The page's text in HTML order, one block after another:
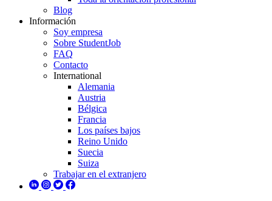
Blog
Información
Soy empresa
Sobre StudentJob
FAQ
Contacto
International
Alemania
Austria
Bélgica
Francia
Los países bajos
Reino Unido
Suecia
Suiza
Trabajar en el extranjero